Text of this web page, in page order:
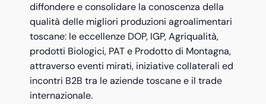
diffondere e consolidare la conoscenza della
qualità delle migliori produzioni agroalimentari
toscane: le eccellenze DOP, IGP, Agriqualità,
prodotti Biologici, PAT e Prodotto di Montagna,
attraverso eventi mirati, iniziative collaterali ed
incontri B2B tra le aziende toscane e il trade
internazionale.